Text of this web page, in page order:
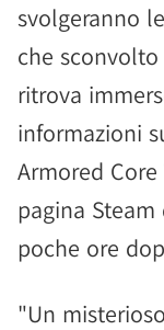
svolgeranno
che
ritrova
informazioni
Armored
pagina
poche ore
"Un